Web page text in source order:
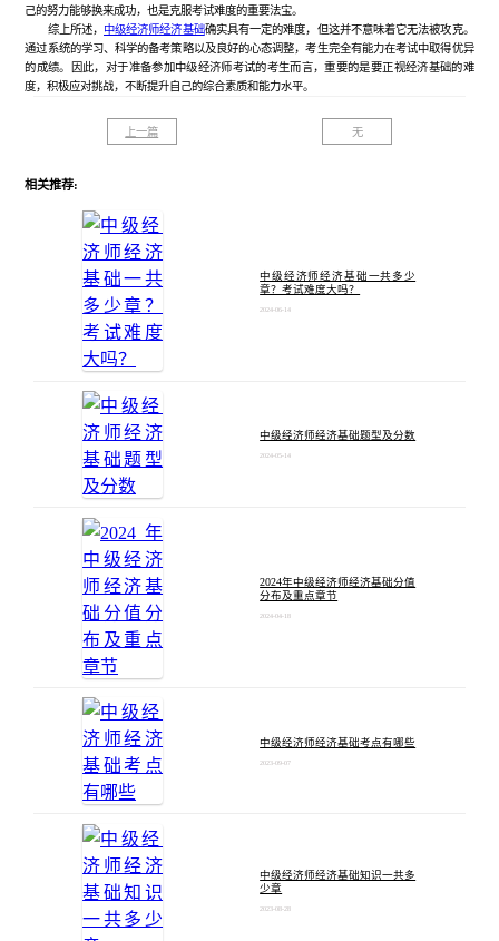
己的努力能够换来成功，也是克服考试难度的重要法宝。
综上所述， 中级经济师经济基础确实具有一定的难度，但这并不意味着它无法被攻克。
通过系统的学习、科学的备考策略以及良好的心态调整，考生完全有能力在考试中取得优异
的成绩。因此，对于准备参加中级经济师考试的考生而言，重要的是要正视经济基础的难
度，积极应对挑战，不断提升自己的综合素质和能力水平。
上一篇 无
相关推荐:
中级经济师经济基础一共多少
章？考试难度大吗？
2024-06-14
中级经济师经济基础题型及分数
2024-05-14
2024年中级经济师经济基础分值
分布及重点章节
2024-04-18
中级经济师经济基础考点有哪些
2023-09-07
中级经济师经济基础知识一共多
少章
2023-08-28